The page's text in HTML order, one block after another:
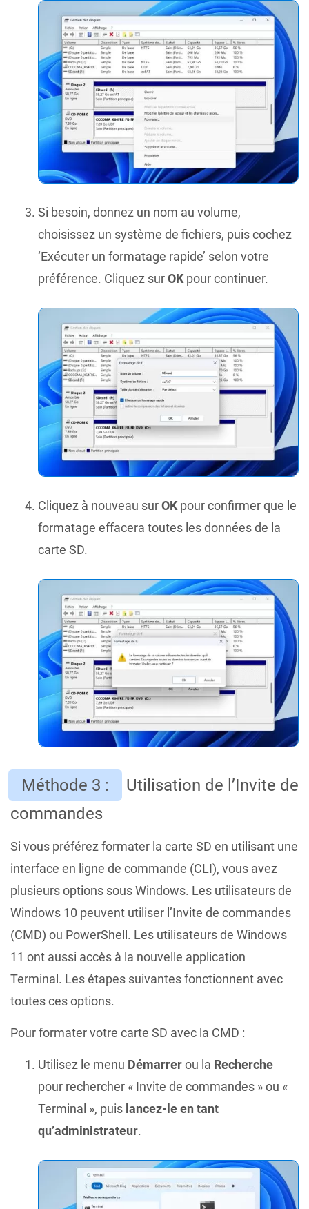
Si besoin, donnez un nom au volume,
choisissez un système de fichiers, puis cochez
‘Exécuter un formatage rapide’ selon votre
préférence. Cliquez surOKpour continuer.
Cliquez à nouveau surOK pour confirmer que le
formatage effacera toutes les données de la
carte SD.
Méthode 3 :
Utilisation de l’Invite de
commandes
Si vous préférez formater la carte SD en utilisant une
interface en ligne de commande (CLI), vous avez
plusieurs options sous Windows. Les utilisateurs de
Windows 10 peuvent utiliser l’Invite de commandes
(CMD) ou PowerShell. Les utilisateurs de Windows
11 ont aussi accès à la nouvelle application
Terminal. Les étapes suivantes fonctionnent avec
toutes ces options.
Pour formater votre carte SD avec la CMD :
Utilisez le menu Démarrerou la Recherche
pour rechercher « Invite de commandes » ou «
Terminal », puis lancez-le en tant
qu’administrateur.